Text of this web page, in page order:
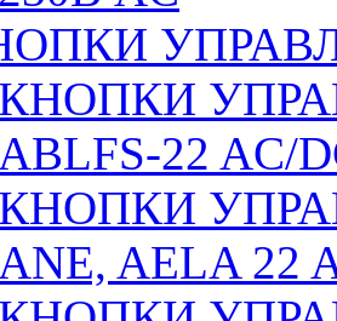
КНОПКИ
ABLFS-22 AC/
КНОПКИ
ANE, AELA 22